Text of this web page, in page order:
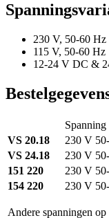
230 V, 50-60 Hz
115 V, 50-60 Hz
12-24 V DC &
Spanning
VS 20.18
230 V
VS 24.18
230 V
151 220
230 V
154 220
230 V
Andere spanningen op